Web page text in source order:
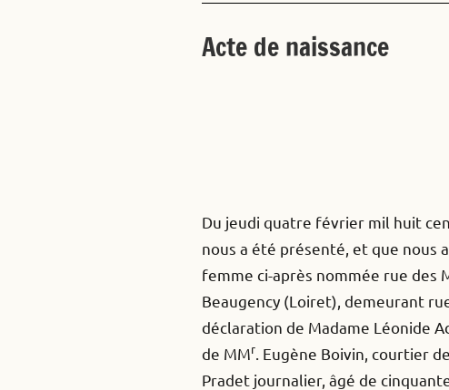
Acte de naissance
Du jeudi quatre février mil huit
nous a été présenté, et que nous
femme ci-après nommée rue des
Beaugency (Loiret), demeurant
déclaration de Madame Léonide
de MMr . Eugène Boivin, courtier
Pradet journalier, âgé de